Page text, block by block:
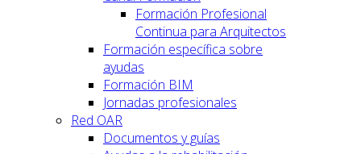
Formación Profesional
Continua para Arquitectos
Formación específica sobre
ayudas
Formación BIM
Jornadas profesionales
Red OAR
Documentos y guías